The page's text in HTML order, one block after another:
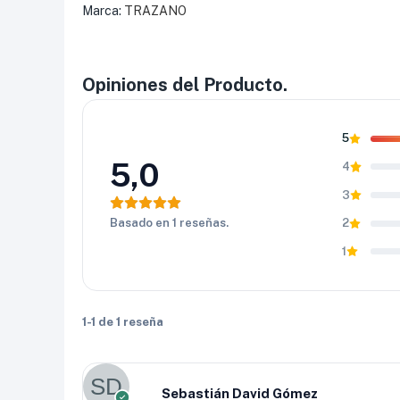
Trazano se caracteriza por ofrecer llantas
Marca: TRAZANO
Opiniones del Producto.
5,0
Basado en 1 reseñas.
5
4
3
2
1
1-1 de 1 reseña
Sebastián David Gómez